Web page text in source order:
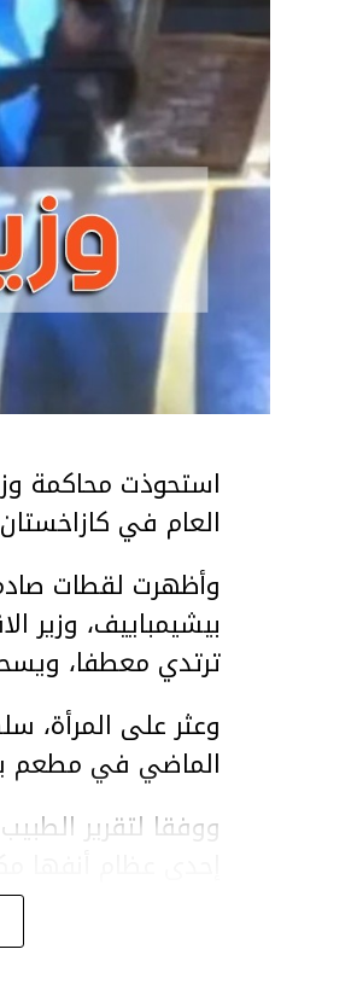
استحوذت محاكمة
العام في
وأظهرت لقطات
بيشيمباييف، وزير
ترتدي معطفا،
الماضي في مطعم
ووفقا لتقرير